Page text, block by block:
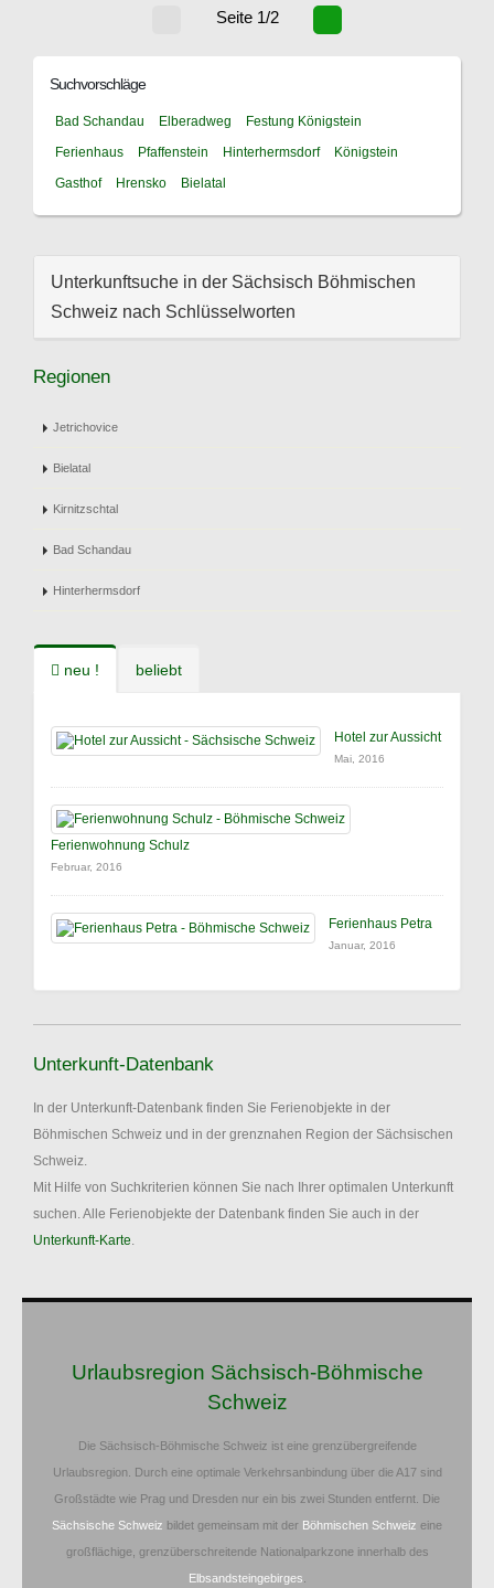
Seite 1/2
Suchvorschläge
Bad Schandau Elberadweg
Festung Königstein
Ferienhaus
Pfaffenstein Hinterhermsdorf
Königstein
Gasthof
Hrensko Bielatal
Unterkunftsuche in der Sächsisch Böhmischen
Schweiz nach Schlüsselworten
Regionen
Jetrichovice
Bielatal
Kirnitzschtal
Bad Schandau
Hinterhermsdorf
neu ! beliebt
Hotel zur Aussicht
Mai, 2016
Ferienwohnung Schulz
Februar, 2016
Ferienhaus Petra
Januar, 2016
Unterkunft-Datenbank
In der Unterkunft-Datenbank finden Sie Ferienobjekte in der
Böhmischen Schweiz und in der grenznahen Region der Sächsischen
Schweiz.
Mit Hilfe von Suchkriterien können Sie nach Ihrer optimalen Unterkunft
suchen. Alle Ferienobjekte der Datenbank finden Sie auch in der
Unterkunft-Karte.
Urlaubsregion Sächsisch-Böhmische
Schweiz
Die Sächsisch-Böhmische Schweiz ist eine grenzübergreifende
Urlaubsregion. Durch eine optimale Verkehrsanbindung über die A17 sind
Großstädte wie Prag und Dresden nur ein bis zwei Stunden entfernt. Die
Sächsische Schweiz bildet gemeinsam mit der Böhmischen Schweiz eine
großflächige, grenzüberschreitende Nationalparkzone innerhalb des
Elbsandsteingebirges